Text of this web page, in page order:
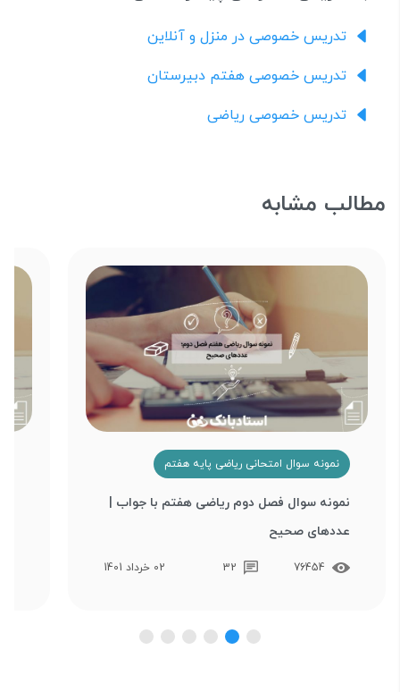
تدریس خصوصی در منزل و آنلاین
تدریس خصوصی هفتم دبیرستان
تدریس خصوصی ریاضی
مطالب مشابه
نمونه سوال امتحانی ریاضی پایه هفتم
نمونه سوال فصل دوم ریاضی هفتم با جواب |
عددهای صحیح
76454
32 02 خرداد 1401